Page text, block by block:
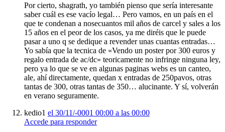
Por cierto, shagrath, yo también pienso que sería interesante
saber cuál es ese vacío legal… Pero vamos, en un país en el
que te condenan a nosecuantos mil años de carcel y sales a los
15 años en el peor de los casos, ya me diréis que le puede
pasar a uno q se dedique a revender unas cuantas entradas…
Yo sabía que la tecnica de «Vendo un poster por 300 euros y
regalo entrada de ac/dc» teoricamente no infringe ninguna ley,
pero ya lo que se ve en algunas paginas webs es un canteo,
ale, ahí directamente, quedan x entradas de 250pavos, otras
tantas de 300, otras tantas de 350… alucinante. Y sí, volverán
en verano seguramente.
kedio1 el 30/11/-0001 00:00 a las 00:00
Accede para responder